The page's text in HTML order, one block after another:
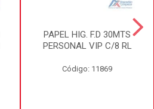
PAPEL HIG. F.D 30MTS
PERSONAL VIP C/8 RL
Código: 11869